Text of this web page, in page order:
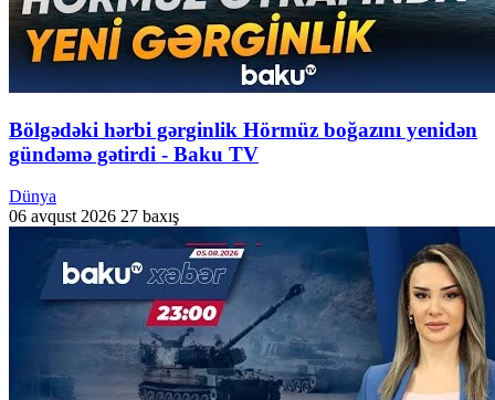
Bölgədəki hərbi gərginlik Hörmüz boğazını yenidən
gündəmə gətirdi - Baku TV
Dünya
06 avqust 2026 27 baxış